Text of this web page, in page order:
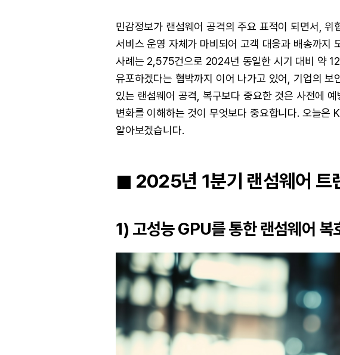
민감정보가 랜섬웨어 공격의 주요 표적이 되면서,
서비스 운영 자체가 마비되어 고객 대응과 배송까지
사례는 2,575건으로 2024년 동일한 시기 대비 약
유포하겠다는 협박까지 이어 나가고 있어, 기업의
있는 랜섬웨어 공격, 복구보다 중요한 것은 사전에
변화를 이해하는 것이 무엇보다 중요합니다. 오늘
알아보겠습니다.
◼︎ 2025년 1분기 랜섬웨어 트
1) 고성능 GPU를 통한 랜섬웨어 복